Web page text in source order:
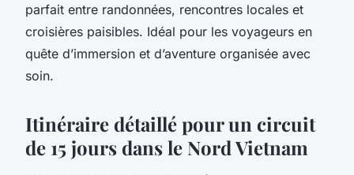
parfait entre randonnées, rencontres locales et
croisières paisibles. Idéal pour les voyageurs en
quête d’immersion et d’aventure organisée avec
soin.
Itinéraire détaillé pour un circuit
de 15 jours dans le Nord Vietnam